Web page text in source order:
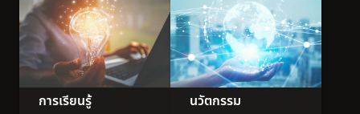
การเรียนรู้
นวัตกรรม